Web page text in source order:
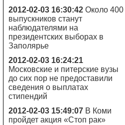
2012-02-03 16:30:42 Около 400
выпускников станут
наблюдателями на
президентских выборах в
Заполярье
2012-02-03 16:24:21
Московские и питерские вузы
до сих пор не предоставили
сведения о выплатах
стипендий
2012-02-03 15:49:07 В Коми
пройдет акция «Стоп рак»